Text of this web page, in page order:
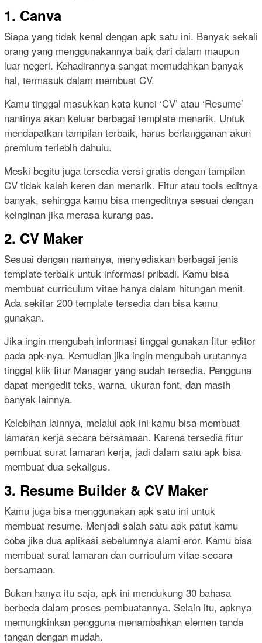
1. Canva
Siapa yang tidak kenal dengan apk satu ini. Banyak sekali
orang yang menggunakannya baik dari dalam maupun
luar negeri. Kehadirannya sangat memudahkan banyak
hal, termasuk dalam membuat CV.
Kamu tinggal masukkan kata kunci ‘CV’ atau ‘Resume’
nantinya akan keluar berbagai template menarik. Untuk
mendapatkan tampilan terbaik, harus berlangganan akun
premium terlebih dahulu.
Meski begitu juga tersedia versi gratis dengan tampilan
CV tidak kalah keren dan menarik. Fitur atau tools editnya
banyak, sehingga kamu bisa mengeditnya sesuai dengan
keinginan jika merasa kurang pas.
2. CV Maker
Sesuai dengan namanya, menyediakan berbagai jenis
template terbaik untuk informasi pribadi. Kamu bisa
membuat curriculum vitae hanya dalam hitungan menit.
Ada sekitar 200 template tersedia dan bisa kamu
gunakan.
Jika ingin mengubah informasi tinggal gunakan fitur editor
pada apk-nya. Kemudian jika ingin mengubah urutannya
tinggal klik fitur Manager yang sudah tersedia. Pengguna
dapat mengedit teks, warna, ukuran font, dan masih
banyak lainnya.
Kelebihan lainnya, melalui apk ini kamu bisa membuat
lamaran kerja secara bersamaan. Karena tersedia fitur
pembuat surat lamaran kerja, jadi dalam satu apk bisa
membuat dua sekaligus.
3. Resume Builder & CV Maker
Kamu juga bisa menggunakan apk satu ini untuk
membuat resume. Menjadi salah satu apk patut kamu
coba jika dua aplikasi sebelumnya alami eror. Kamu bisa
membuat surat lamaran dan curriculum vitae secara
bersamaan.
Bukan hanya itu saja, apk ini mendukung 30 bahasa
berbeda dalam proses pembuatannya. Selain itu, apknya
memungkinkan pengguna menambahkan elemen tanda
tangan dengan mudah.